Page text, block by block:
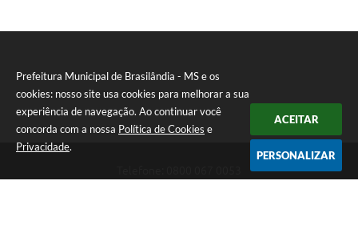
Prefeitura Municipal de Brasilândia - MS e os
cookies: nosso site usa cookies para melhorar a sua
experiência de navegação. Ao continuar você
concorda com a nossa Política de Cookies e
Privacidade.
ACEITAR
PERSONALIZAR